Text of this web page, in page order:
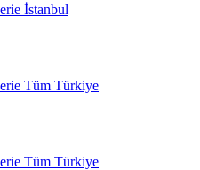
İstanbul
Tüm Türkiye
Tüm Türkiye